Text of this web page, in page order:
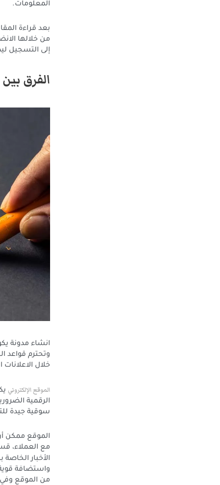
المعلومات.
بعد قراءة
من خلالها
إلى التسجيل
الفرق
انشاء مدونة
وتحترم قواعد
خلال
الموقع الإلكتروني
الرقمية
سوقية جيدة
الموقع ممكن
مع العملاء،
الأخبار
واستضافة
من الموقع